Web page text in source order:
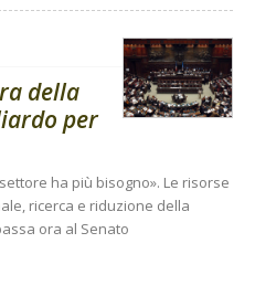
della
per
ha più bisogno». Le risorse
ricerca e riduzione della
ora al Senato